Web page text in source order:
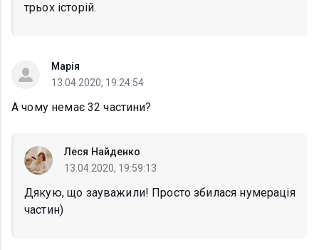
трьох історій.
Марія
13.04.2020, 19:24:54
А чому немає 32 частини?
Леся Найденко
13.04.2020, 19:59:13
Дякую, що зауважили! Просто збилася нумерація
частин)